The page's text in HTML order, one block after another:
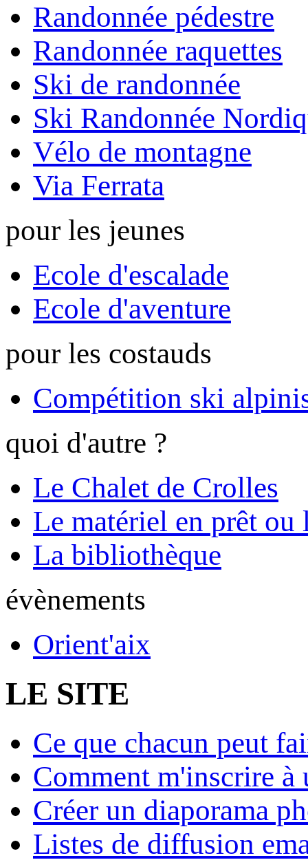
Randonnée pédestre
Randonnée raquettes
Ski de randonnée
Ski Randonnée
Vélo de montagne
Via Ferrata
pour les jeunes
Ecole d'escalade
Ecole d'aventure
pour les costauds
Compétition ski
quoi d'autre ?
Le Chalet de Crolles
Le matériel en prêt ou
La bibliothèque
évènements
Orient'aix
LE SITE
Ce que chacun peut
Comment m'inscrire à
Créer un diaporama
Listes de diffusion